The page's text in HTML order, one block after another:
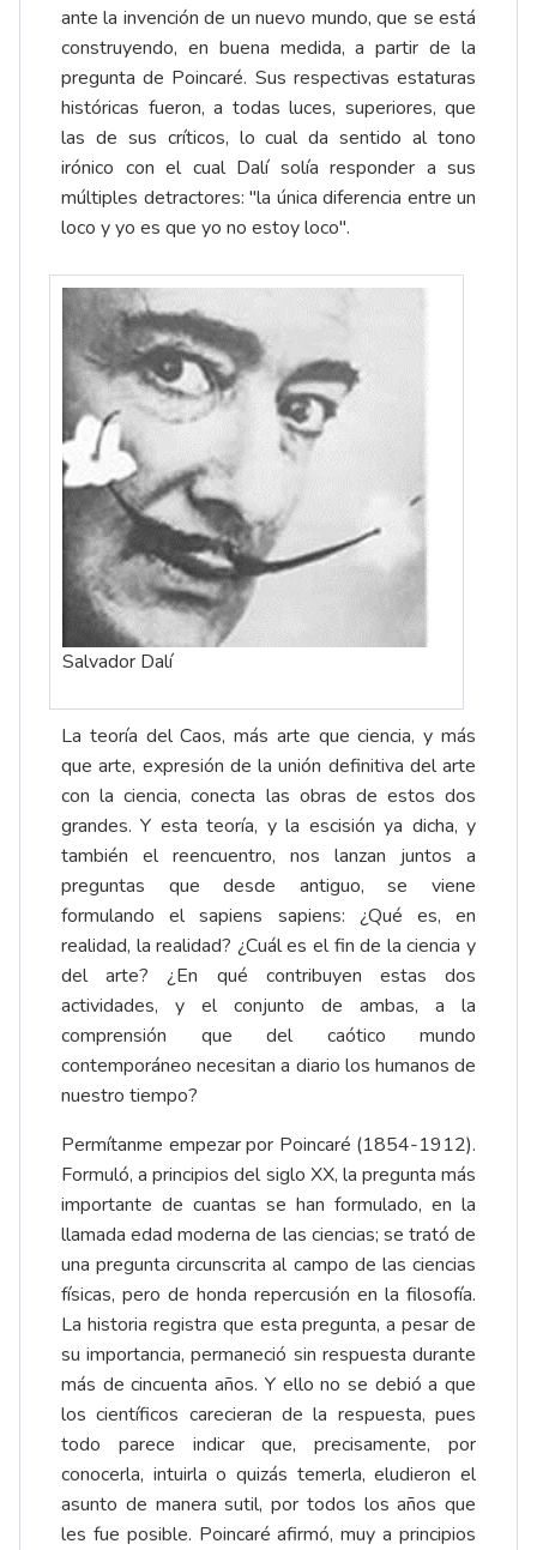
ante la invención de un nuevo mundo, que se está
construyendo, en buena medida, a partir de la
pregunta de Poincaré. Sus respectivas estaturas
históricas fueron, a todas luces, superiores, que
las de sus críticos, lo cual da sentido al tono
irónico con el cual Dalí solía responder a sus
múltiples detractores: "la única diferencia entre un
loco y yo es que yo no estoy loco".
Salvador Dalí
La teoría del Caos, más arte que ciencia, y más
que arte, expresión de la unión definitiva del arte
con la ciencia, conecta las obras de estos dos
grandes. Y esta teoría, y la escisión ya dicha, y
también el reencuentro, nos lanzan juntos a
preguntas que desde antiguo, se viene
formulando el sapiens sapiens: ¿Qué es, en
realidad, la realidad? ¿Cuál es el fin de la ciencia y
del arte? ¿En qué contribuyen estas dos
actividades, y el conjunto de ambas, a la
comprensión que del caótico mundo
contemporáneo necesitan a diario los humanos de
nuestro tiempo?
Permítanme empezar por Poincaré (1854-1912).
Formuló, a principios del siglo XX, la pregunta más
importante de cuantas se han formulado, en la
llamada edad moderna de las ciencias; se trató de
una pregunta circunscrita al campo de las ciencias
físicas, pero de honda repercusión en la filosofía.
La historia registra que esta pregunta, a pesar de
su importancia, permaneció sin respuesta durante
más de cincuenta años. Y ello no se debió a que
los científicos carecieran de la respuesta, pues
todo parece indicar que, precisamente, por
conocerla, intuirla o quizás temerla, eludieron el
asunto de manera sutil, por todos los años que
les fue posible. Poincaré afirmó, muy a principios